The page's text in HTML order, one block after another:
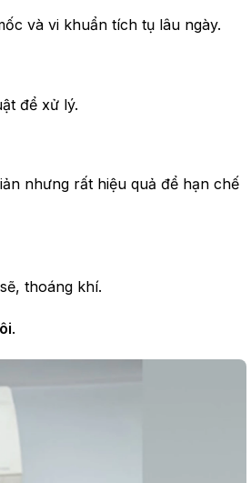
và vi khuẩn tích tụ lâu ngày.
để xử lý.
nhưng rất hiệu quả để hạn chế
thoáng khí.
.